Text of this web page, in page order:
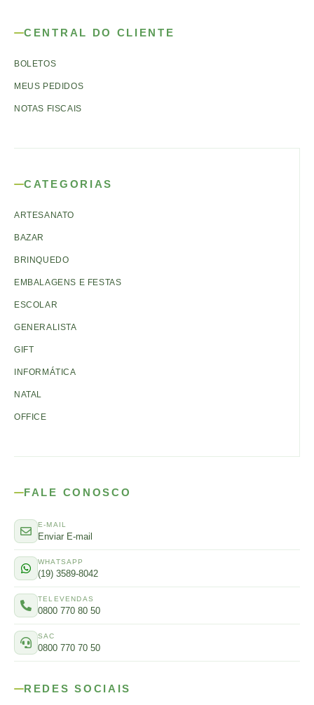
CENTRAL DO CLIENTE
BOLETOS
MEUS PEDIDOS
NOTAS FISCAIS
CATEGORIAS
ARTESANATO
BAZAR
BRINQUEDO
EMBALAGENS E FESTAS
ESCOLAR
GENERALISTA
GIFT
INFORMÁTICA
NATAL
OFFICE
FALE CONOSCO
E-MAIL
Enviar E-mail
WHATSAPP
(19) 3589-8042
TELEVENDAS
0800 770 80 50
SAC
0800 770 70 50
REDES SOCIAIS